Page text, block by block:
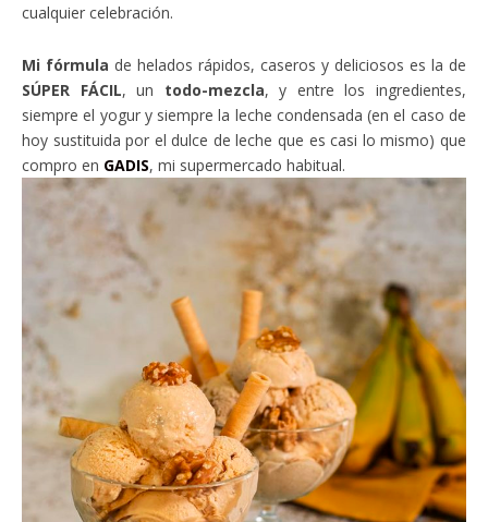
cualquier celebración.
Mi fórmula de helados rápidos, caseros y deliciosos es la de
SÚPER FÁCIL, un todo-mezcla, y entre los ingredientes,
siempre el yogur y siempre la leche condensada (en el caso de
hoy sustituida por el dulce de leche que es casi lo mismo) que
compro en GADIS, mi supermercado habitual.